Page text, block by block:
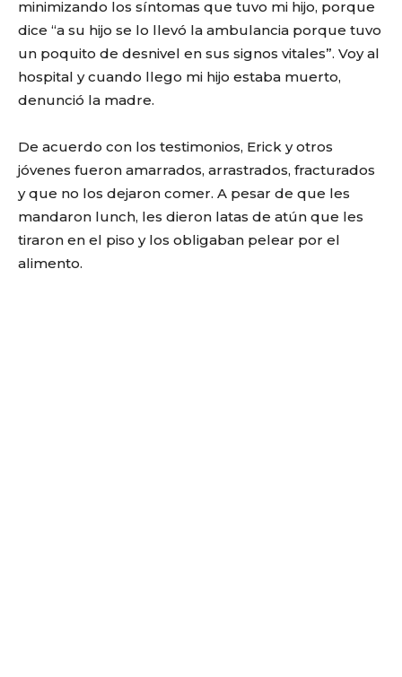
minimizando los síntomas que tuvo mi hijo, porque
dice “a su hijo se lo llevó la ambulancia porque tuvo
un poquito de desnivel en sus signos vitales”. Voy al
hospital y cuando llego mi hijo estaba muerto,
denunció la madre.
De acuerdo con los testimonios, Erick y otros
jóvenes fueron amarrados, arrastrados, fracturados
y que no los dejaron comer. A pesar de que les
mandaron lunch, les dieron latas de atún que les
tiraron en el piso y los obligaban pelear por el
alimento.